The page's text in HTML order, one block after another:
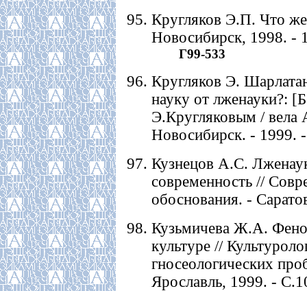
Кругляков Э.П. Что
Новосибирск, 1998. -
Г99-533
Кругляков Э.
науку от лженауки?:
Э.Кругляковым /
Новосибирск. - 1999.
Кузнецов А.С.
современность //
обоснования. -
Кузьмичева Ж.А.
культуре //
гносеологических
Ярославль, 1999. -